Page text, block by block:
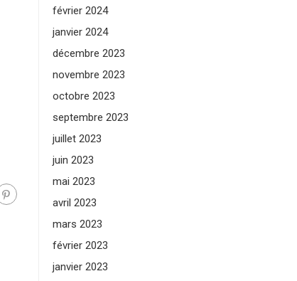
février 2024
janvier 2024
décembre 2023
novembre 2023
octobre 2023
septembre 2023
juillet 2023
juin 2023
mai 2023
avril 2023
mars 2023
février 2023
janvier 2023